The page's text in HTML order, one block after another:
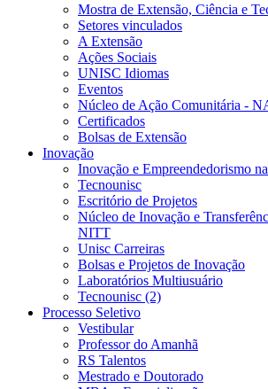
Mostra de Extensão, Ciência e
Setores vinculados
A Extensão
Ações Sociais
UNISC Idiomas
Eventos
Núcleo de Ação Comunitária -
Certificados
Bolsas de Extensão
Inovação
Inovação e Empreendedorismo
Tecnounisc
Escritório de Projetos
Núcleo de Inovação e
NITT
Unisc Carreiras
Bolsas e Projetos de Inovação
Laboratórios Multiusuário
Tecnounisc (2)
Processo Seletivo
Vestibular
Professor do Amanhã
RS Talentos
Mestrado e Doutorado